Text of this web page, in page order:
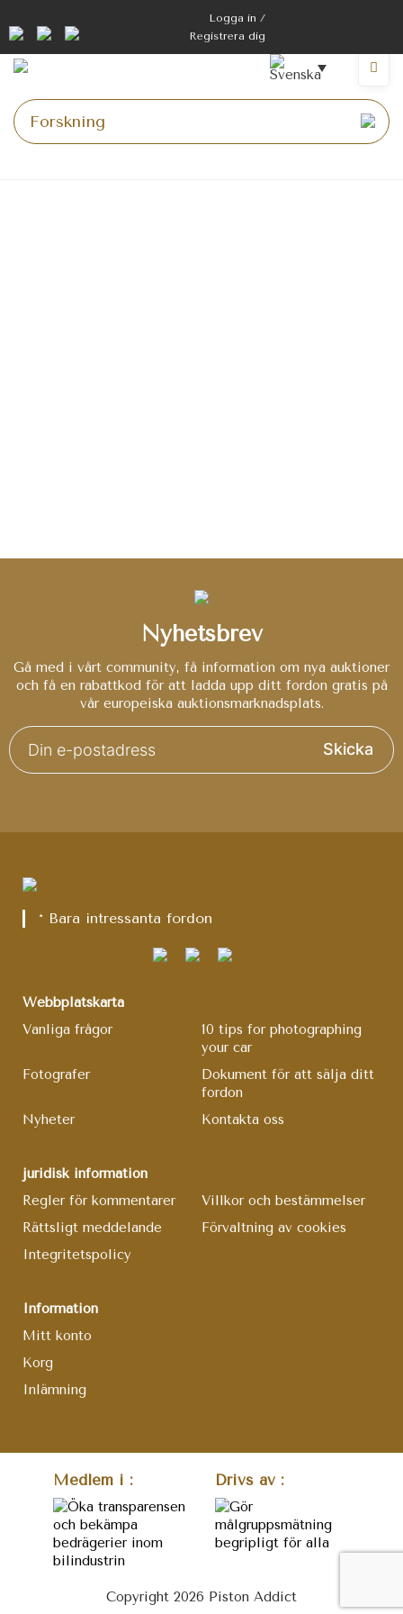
innehåll
Logga in /
Registrera dig
Meny
Nyhetsbrev
Gå med i vårt community, få information om nya auktioner
och få en rabattkod för att ladda upp ditt fordon gratis på
vår europeiska auktionsmarknadsplats.
Skicka
* Bara intressanta fordon
Webbplatskarta
Vanliga frågor
10 tips for photographing
your car
Fotografer
Dokument för att sälja ditt
fordon
Nyheter
Kontakta oss
juridisk information
Regler för kommentarer
Villkor och bestämmelser
Rättsligt meddelande
Förvaltning av cookies
Integritetspolicy
Information
Mitt konto
Korg
Inlämning
Medlem i : Drivs av :
Copyright 2026 Piston Addict